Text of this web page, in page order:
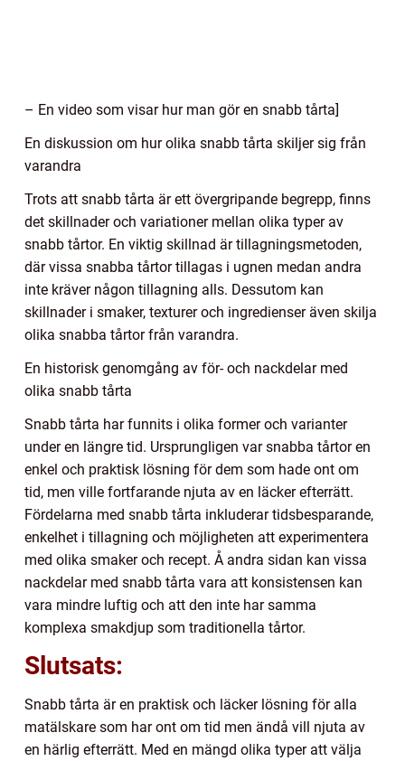
– En video som visar hur man gör en snabb tårta]
En diskussion om hur olika snabb tårta skiljer sig från
varandra
Trots att snabb tårta är ett övergripande begrepp, finns
det skillnader och variationer mellan olika typer av
snabb tårtor. En viktig skillnad är tillagningsmetoden,
där vissa snabba tårtor tillagas i ugnen medan andra
inte kräver någon tillagning alls. Dessutom kan
skillnader i smaker, texturer och ingredienser även skilja
olika snabba tårtor från varandra.
En historisk genomgång av för- och nackdelar med
olika snabb tårta
Snabb tårta har funnits i olika former och varianter
under en längre tid. Ursprungligen var snabba tårtor en
enkel och praktisk lösning för dem som hade ont om
tid, men ville fortfarande njuta av en läcker efterrätt.
Fördelarna med snabb tårta inkluderar tidsbesparande,
enkelhet i tillagning och möjligheten att experimentera
med olika smaker och recept. Å andra sidan kan vissa
nackdelar med snabb tårta vara att konsistensen kan
vara mindre luftig och att den inte har samma
komplexa smakdjup som traditionella tårtor.
Slutsats:
Snabb tårta är en praktisk och läcker lösning för alla
matälskare som har ont om tid men ändå vill njuta av
en härlig efterrätt. Med en mängd olika typer att välja